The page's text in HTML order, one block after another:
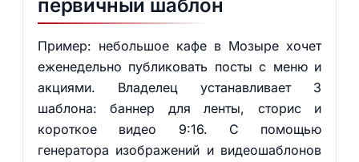
первичный шаблон
Пример: небольшое кафе в Мозыре хочет
еженедельно публиковать посты с меню и
акциями. Владелец устанавливает 3
шаблона: баннер для ленты, сторис и
короткое видео 9:16. С помощью
генератора изображений и видеошаблонов